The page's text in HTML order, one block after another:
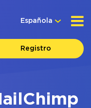
Española
Registro